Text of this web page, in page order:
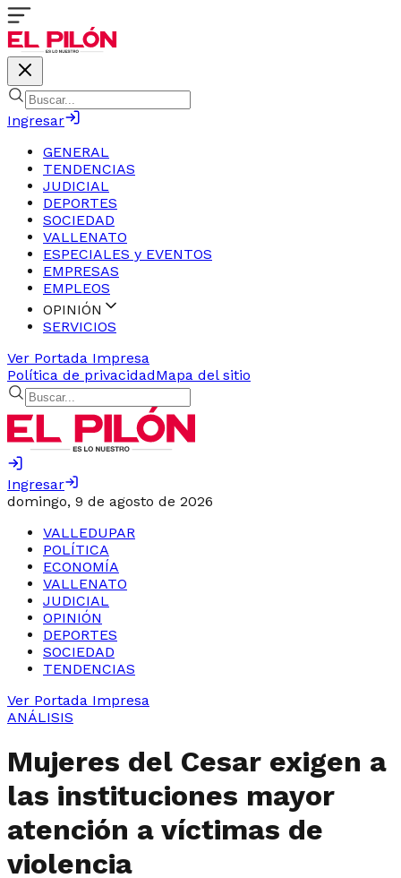
Ingresar
GENERAL
TENDENCIAS
JUDICIAL
DEPORTES
SOCIEDAD
VALLENATO
ESPECIALES y EVENTOS
EMPRESAS
EMPLEOS
OPINIÓN
SERVICIOS
Ver Portada Impresa
Política de privacidadMapa del sitio
Ingresar
domingo, 9 de agosto de 2026
VALLEDUPAR
POLÍTICA
ECONOMÍA
VALLENATO
JUDICIAL
OPINIÓN
DEPORTES
SOCIEDAD
TENDENCIAS
Ver Portada Impresa
ANÁLISIS
Mujeres del Cesar exigen a
las instituciones mayor
atención a víctimas de
violencia